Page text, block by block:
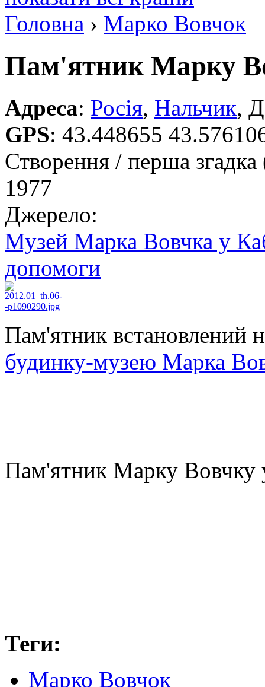
Головна › Марко Вовчок
Пам'ятник Марку
Адреса: Росія, Нальчик,
GPS: 43.448655
Створення / перша
1977
Джерело:
Музей Марка Вовчка у
допомоги
Пам'ятник встановлений
будинку-музею Марка
Пам'ятник Марку Вовчку
Теги:
Марко Вовчок